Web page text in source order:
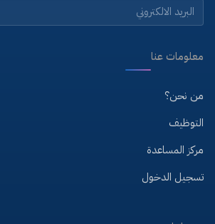
معلومات عنا
من نحن؟
التوظيف
مركز المساعدة
تسجيل الدخول